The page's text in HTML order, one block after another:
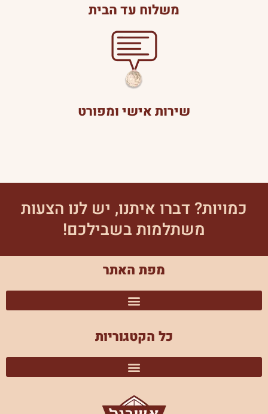
משלוח עד הבית
שירות אישי ומפורט
כמויות? דברו איתנו, יש לנו הצעות
משתלמות בשבילכם!
מפת האתר
כל הקטגוריות